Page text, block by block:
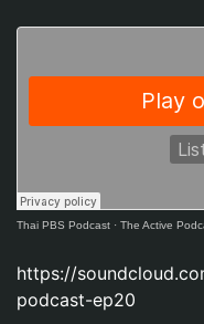
Thai PBS Podcast · The Active
https://
podcast-ep20